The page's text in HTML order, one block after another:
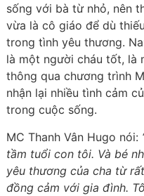
sống với bà từ nhỏ, nên
vừa là cô giáo để dù
trong tình yêu thương.
là một người cháu tốt, là
thông qua chương trình
nhận lại nhiều tình cảm
trong cuộc sống.
MC Thanh Vân Hugo nói:
tầm tuổi con tôi. Và bé
yêu thương của cha từ
đồng cảm với gia đình.